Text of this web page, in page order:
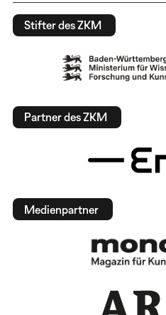
Stifter des ZKM
Partner des ZKM
Medienpartner